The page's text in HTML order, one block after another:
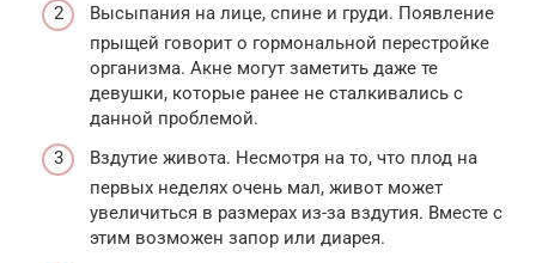
Высыпания на лице, спине и груди. Появление
прыщей говорит о гормональной перестройке
организма. Акне могут заметить даже те
девушки, которые ранее не сталкивались с
данной проблемой.
Вздутие живота. Несмотря на то, что плод на
первых неделях очень мал, живот может
увеличиться в размерах из-за вздутия. Вместе с
этим возможен запор или диарея.